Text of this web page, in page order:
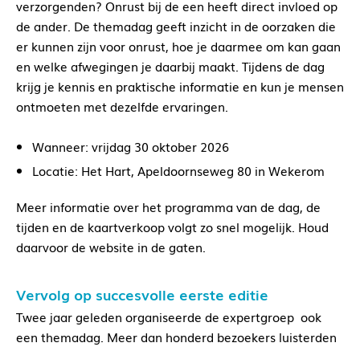
verzorgenden? Onrust bij de een heeft direct invloed op
de ander. De themadag geeft inzicht in de oorzaken die
er kunnen zijn voor onrust, hoe je daarmee om kan gaan
en welke afwegingen je daarbij maakt. Tijdens de dag
krijg je kennis en praktische informatie en kun je mensen
ontmoeten met dezelfde ervaringen.
Wanneer: vrijdag 30 oktober 2026
Locatie: Het Hart, Apeldoornseweg 80 in Wekerom
Meer informatie over het programma van de dag, de
tijden en de kaartverkoop volgt zo snel mogelijk. Houd
daarvoor de website in de gaten.
Vervolg op succesvolle eerste editie
Twee jaar geleden organiseerde de expertgroep ook
een themadag. Meer dan honderd bezoekers luisterden